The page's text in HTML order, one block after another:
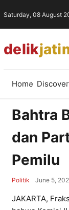
Saturday, 08 August
delik
Home Discover
Bahtra
dan
Pemilu
Politik June 5,
JAKARTA,